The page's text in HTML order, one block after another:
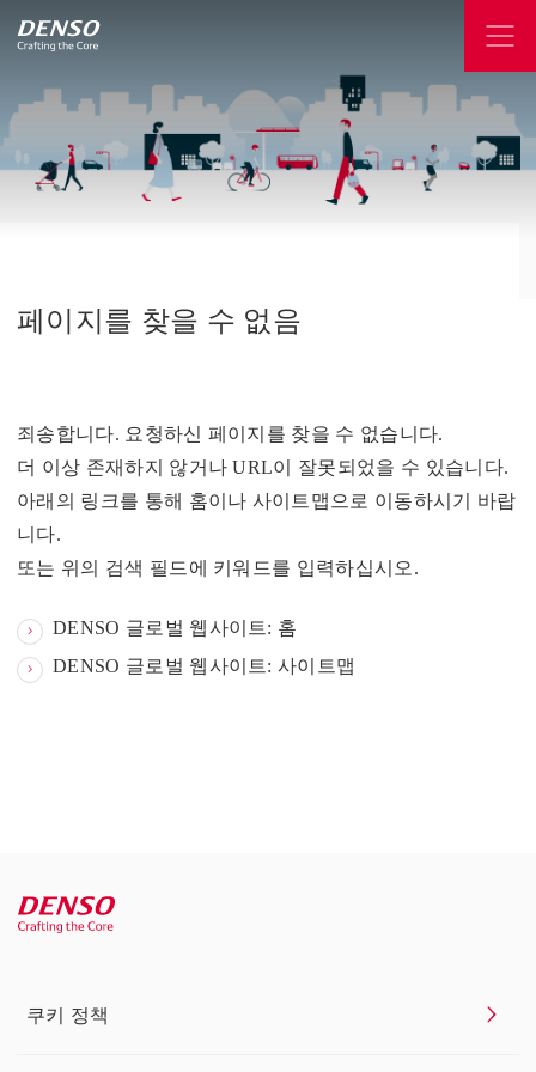
페이지를 찾을 수 없음
죄송합니다. 요청하신 페이지를 찾을 수 없습니다.
더 이상 존재하지 않거나 URL이 잘못되었을 수 있습니다.
아래의 링크를 통해 홈이나 사이트맵으로 이동하시기 바랍
니다.
또는 위의 검색 필드에 키워드를 입력하십시오.
DENSO 글로벌 웹사이트: 홈
DENSO 글로벌 웹사이트: 사이트맵
쿠키 정책